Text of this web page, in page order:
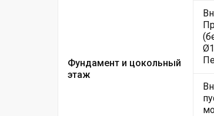
Фундамент и цокольный
этаж